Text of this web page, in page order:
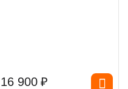
16 900 ₽